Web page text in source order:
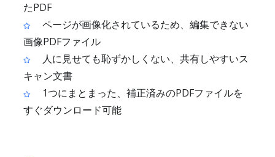
たPDF
ページが画像化されているため、編集できない
画像PDFファイル
人に見せても恥ずかしくない、共有しやすいス
キャン文書
1つにまとまった、補正済みのPDFファイルを
すぐダウンロード可能